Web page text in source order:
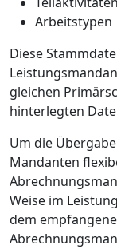
Arbeitstypen
Diese
gleichen
hinterlegten
Um die
Mandanten
Weise im
dem